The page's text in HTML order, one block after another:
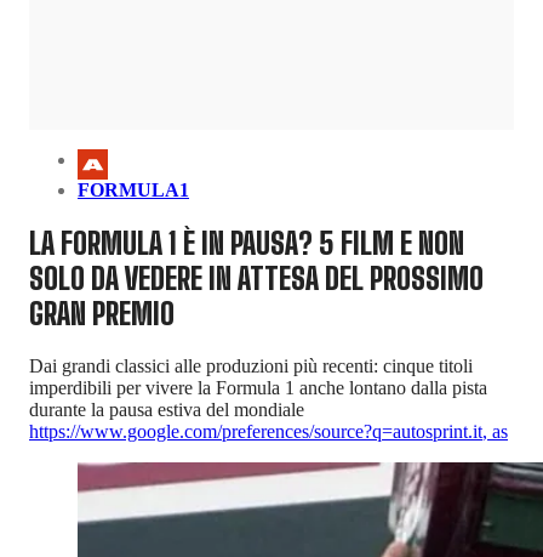
FORMULA1
LA FORMULA 1 È IN PAUSA? 5 FILM E NON
SOLO DA VEDERE IN ATTESA DEL PROSSIMO
GRAN PREMIO
Dai grandi classici alle produzioni più recenti: cinque titoli
imperdibili per vivere la Formula 1 anche lontano dalla pista
durante la pausa estiva del mondiale
https://www.google.com/preferences/source?q=autosprint.it, as